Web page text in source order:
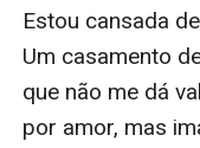
de emergência
Ela uma médica
que se acha
encontro
Estou cansada
Um casamento
que não me dá
por amor, mas